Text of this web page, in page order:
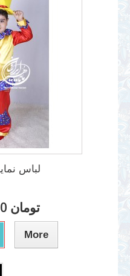
لباس
2,400,000 تومان
More